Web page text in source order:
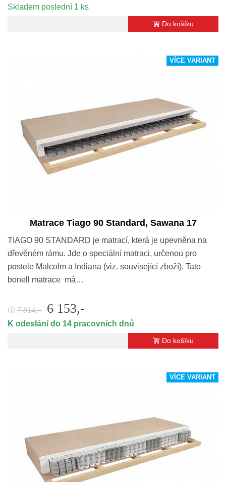
Skladem poslední 1 ks
Do košíku
VÍCE VARIANT
Matrace Tiago 90 Standard, Sawana 17
TIAGO 90 STANDARD je matrací, která je upevněna na
dřevěném rámu. Jde o speciální matraci, určenou pro
postele Malcolm a Indiana (viz. související zboží). Tato
bonell matrace má…
🛈 7 814,- 6 153,-
K odeslání do 14 pracovních dnů
Do košíku
VÍCE VARIANT